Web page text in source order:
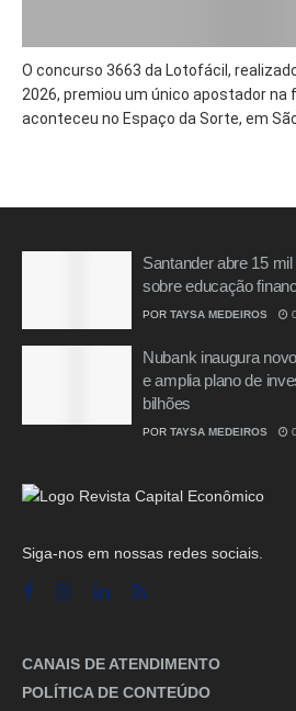
O concurso 3663 da Lotofácil,
2026, premiou um único apostador na
aconteceu no Espaço da Sorte, em
Santander abre 15
sobre educação
POR TAYSA MEDEIROS
Nubank inaugura
e amplia plano de
bilhões
POR TAYSA MEDEIROS
Siga-nos em nossas redes sociais.
CANAIS DE ATENDIMENTO
POLÍTICA DE CONTEÚDO